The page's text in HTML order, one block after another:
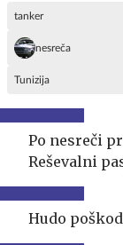
tanker
nesreča
Tunizija
Po nesreči
Reševalni
Hudo